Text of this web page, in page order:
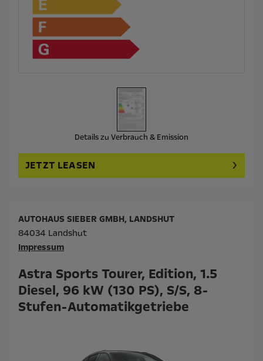
Details zu Verbrauch & Emission
JETZT LEASEN
Astra Sports Tourer, Edition, 1.5
Diesel, 96 kW (130 PS), S/S, 8-
Stufen-Automatikgetriebe
AUTOHAUS SIEBER GMBH, LANDSHUT
84034 Landshut
Impressum